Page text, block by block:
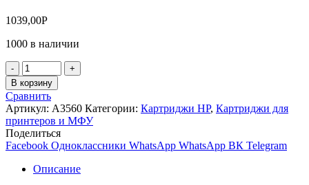
1039,00Р
1000 в наличии
Количество
товара
Картридж
NV-
Print
Canon
052H/HP
CF226X
LBP212dw/LBP214dw/LBP215x/MF421dw/MF426dw/MF426
(9200К)
В корзину
Сравнить
Артикул: А3560 Категории: Картриджи HP, Картриджи для
принтеров и МФУ
Поделиться
Facebook Одноклассники WhatsApp WhatsApp ВК Telegram
Описание